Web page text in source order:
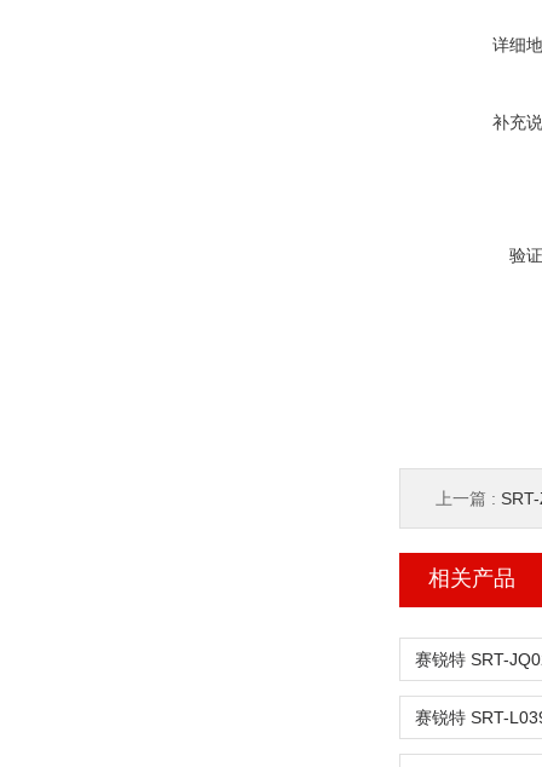
详细
补充
验
上一篇 :
相关产品